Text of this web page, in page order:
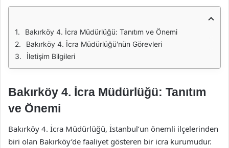
Bakırköy 4. İcra Müdürlüğü: Tanıtım ve Önemi
Bakırköy 4. İcra Müdürlüğü'nün Görevleri
İletişim Bilgileri
Bakırköy 4. İcra Müdürlüğü: Tanıtım
ve Önemi
Bakırköy 4. İcra Müdürlüğü, İstanbul’un önemli ilçelerinden
biri olan Bakırköy’de faaliyet gösteren bir icra kurumudur.